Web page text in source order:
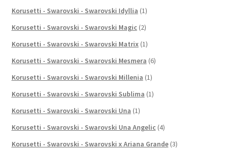
Korusetti - Swarovski - Swarovski Idyllia (1)
Korusetti - Swarovski - Swarovski Magic (2)
Korusetti - Swarovski - Swarovski Matrix (1)
Korusetti - Swarovski - Swarovski Mesmera (6)
Korusetti - Swarovski - Swarovski Millenia (1)
Korusetti - Swarovski - Swarovski Sublima (1)
Korusetti - Swarovski - Swarovski Una (1)
Korusetti - Swarovski - Swarovski Una Angelic (4)
Korusetti - Swarovski - Swarovski x Ariana Grande (3)